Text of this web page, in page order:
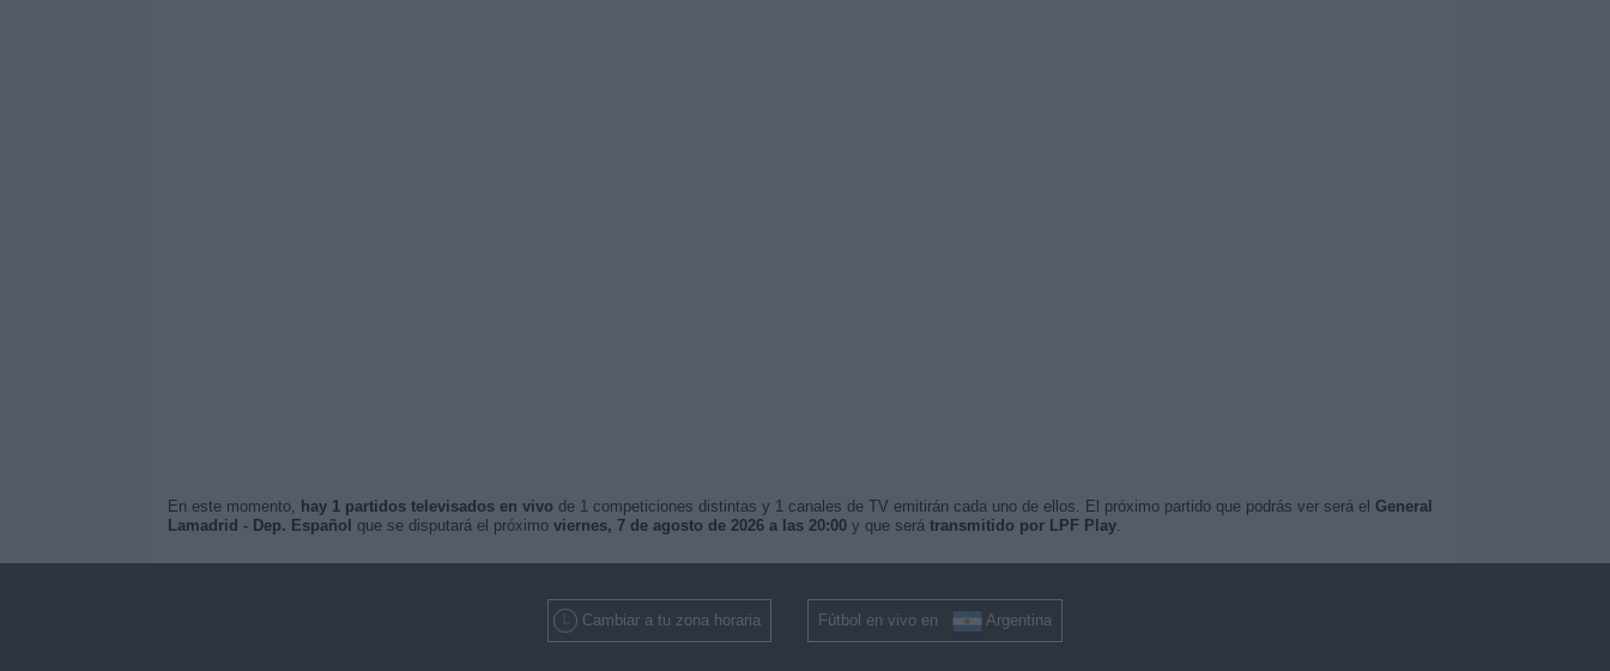
En este momento, hay 1 partidos televisados en vivo de 1 competiciones distintas y 1 canales de TV emitirán cada uno de ellos. El próximo partido que podrás ver será el General
Lamadrid - Dep. Español que se disputará el próximo viernes, 7 de agosto de 2026 a las 20:00y que será transmitido por LPF Play.
Cambiar a tu zona horaria Fútbol en vivo en Argentina